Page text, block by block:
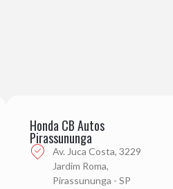
Honda CB Autos
Pirassununga
Av. Juca Costa, 3229
Jardim Roma,
Pirassununga - SP